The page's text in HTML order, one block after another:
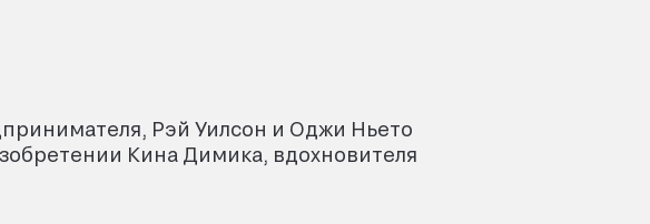
Рэй Уилсон и Оджи Ньето
Кина Димика, вдохновителя